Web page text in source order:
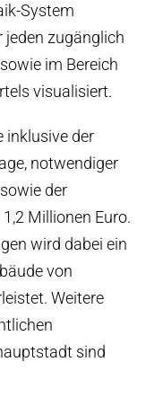
System
zugänglich
im Bereich
visualisiert.
inklusive der
notwendiger
der
Millionen Euro.
wird dabei ein
von
Weitere
sind